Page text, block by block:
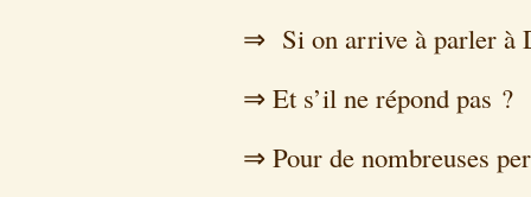
⇒ Si on arrive à parler à
⇒ Et s’il ne répond pas ?
⇒ Pour de nombreuses